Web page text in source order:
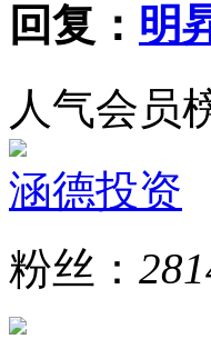
回复： 明
人气会员
涵德投资
粉丝：